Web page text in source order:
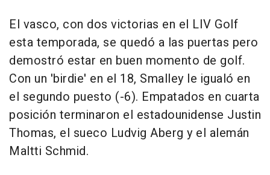
El vasco, con dos victorias en el LIV Golf
esta temporada, se quedó a las puertas pero
demostró estar en buen momento de golf.
Con un 'birdie' en el 18, Smalley le igualó en
el segundo puesto (-6). Empatados en cuarta
posición terminaron el estadounidense Justin
Thomas, el sueco Ludvig Aberg y el alemán
Maltti Schmid.